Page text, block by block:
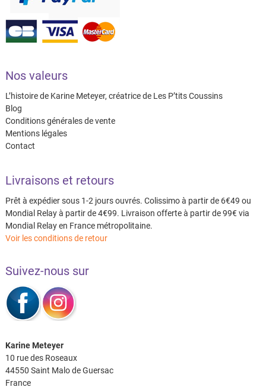
Nos valeurs
L’histoire de Karine Meteyer, créatrice de Les P’tits Coussins
Blog
Conditions générales de vente
Mentions légales
Contact
Livraisons et retours
Prêt à expédier sous 1-2 jours ouvrés. Colissimo à partir de 6€49 ou
Mondial Relay à partir de 4€99. Livraison offerte à partir de 99€ via
Mondial Relay en France métropolitaine.
Voir les conditions de retour
Suivez-nous sur
Karine Meteyer
10 rue des Roseaux
44550 Saint Malo de Guersac
France